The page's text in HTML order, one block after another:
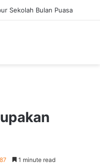
Sekolah Bulan Puasa
1 minute read